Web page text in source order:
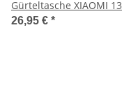
Gürteltasche XIAOMI 13
Magnet Hell-Braun
26,95 € *